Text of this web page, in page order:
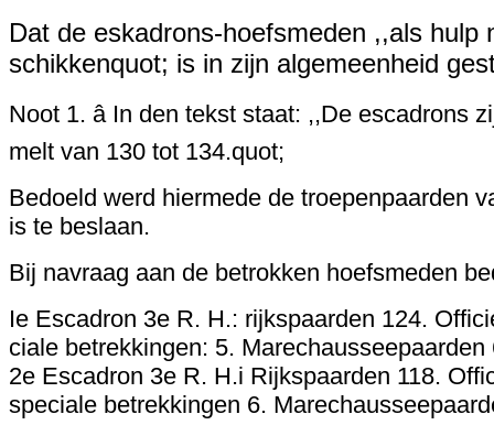
Dat de eskadrons-hoefsmeden ,,als
schikkenquot; is in zijn algemeenheid
Noot 1. â In den tekst staat: ,,De
melt van 130 tot 134.quot;
Bedoeld werd hiermede de troepenpaarden
is te beslaan.
Bij navraag aan de betrokken hoefsmeden
Ie Escadron 3e R. H.: rijkspaarden 124.
ciale betrekkingen: 5.
2e Escadron 3e R. H.i Rijkspaarden 118.
speciale betrekkingen 6.